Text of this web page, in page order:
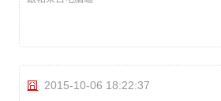
囧 2015-10-06 18:22:37